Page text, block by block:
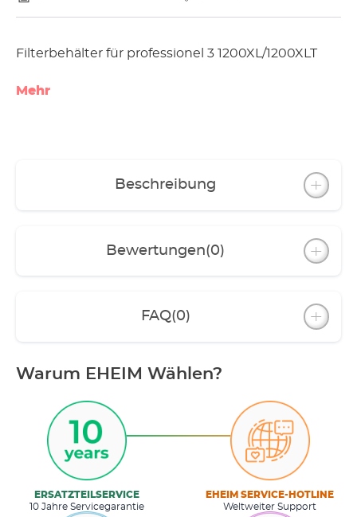
Filterbehälter für professionel 3 1200XL/1200XLT
Mehr
Beschreibung
Bewertungen(0)
FAQ(0)
Warum EHEIM Wählen?
ERSATZTEILSERVICE
10 Jahre Servicegarantie
EHEIM SERVICE-HOTLINE
Weltweiter Support